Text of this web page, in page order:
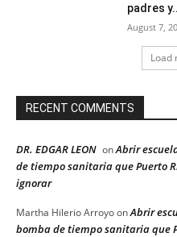
padres
August 7,
Load
RECENT COMMENTS
DR. EDGAR LEON onAbrir
de tiempo sanitaria que Puerto
ignorar
Martha Hilerio ArroyoonAbrir
bomba de tiempo sanitaria que